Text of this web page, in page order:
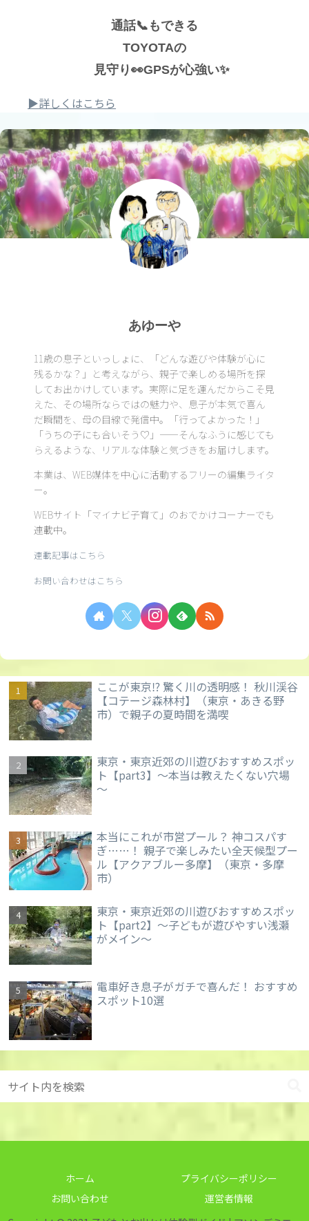
通話📞もできる
TOYOTAの
見守り👀GPSが心強い✨
▶詳しくはこちら
あゆーや
11歳の息子といっしょに、「どんな遊びや体験が心に
残るかな？」と考えながら、親子で楽しめる場所を探
してお出かけしています。実際に足を運んだからこそ見
えた、その場所ならではの魅力や、息子が本気で喜ん
だ瞬間を、母の目線で発信中。「行ってよかった！」
「うちの子にも合いそう♡」——そんなふうに感じても
らえるような、リアルな体験と気づきをお届けします。
本業は、WEB媒体を中心に活動するフリーの編集ライタ
ー。
WEBサイト「マイナビ子育て」のおでかけコーナーでも
連載中。
連載記事はこちら
お問い合わせはこちら
ここが東京⁉ 驚く川の透明感！ 秋川渓谷
【コテージ森林村】（東京・あきる野
市）で親子の夏時間を満喫
東京・東京近郊の川遊びおすすめスポッ
ト【part3】～本当は教えたくない穴場
～
本当にこれが市営プール？ 神コスパす
ぎ……！ 親子で楽しみたい全天候型プー
ル【アクアブルー多摩】（東京・多摩
市）
東京・東京近郊の川遊びおすすめスポッ
ト【part2】～子どもが遊びやすい浅瀬
がメイン～
電車好き息子がガチで喜んだ！ おすすめ
スポット10選
ホーム
プライバシーポリシー
お問い合わせ
運営者情報